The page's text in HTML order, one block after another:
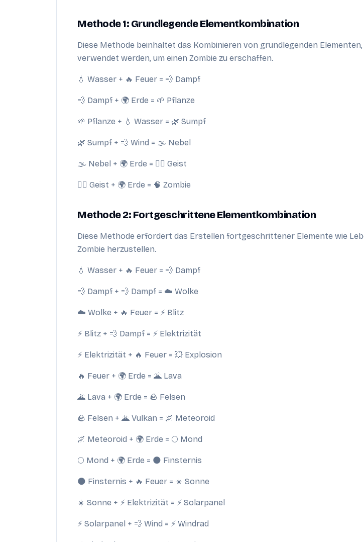
Methode 1: Grundlegende Elementkombination
Diese Methode beinhaltet das Kombinieren von grundlegenden
verwendet werden, um einen Zombie zu erschaffen.
💧 Wasser + 🔥 Feuer = 💨 Dampf
💨 Dampf + 🌍 Erde = 🌱 Pflanze
🌱 Pflanze + 💧 Wasser = 🌿 Sumpf
🌿 Sumpf + 💨 Wind = 🌫 Nebel
🌫 Nebel + 🌍 Erde = 🧟‍♂️ Geist
🧟‍♂️ Geist + 🌍 Erde = 🧠 Zombie
Methode 2: Fortgeschrittene Elementkombination
Diese Methode erfordert das Erstellen fortgeschrittener Elemente wie
Zombie herzustellen.
💧 Wasser + 🔥 Feuer = 💨 Dampf
💨 Dampf + 💨 Dampf = ☁️ Wolke
☁️ Wolke + 🔥 Feuer = ⚡ Blitz
⚡ Blitz + 💨 Dampf = ⚡ Elektrizität
⚡ Elektrizität + 🔥 Feuer = 💥 Explosion
🔥 Feuer + 🌍 Erde = 🌋 Lava
🌋 Lava + 🌍 Erde = 🪨 Felsen
🪨 Felsen + 🌋 Vulkan = 🌌 Meteoroid
🌌 Meteoroid + 🌍 Erde = 🌕 Mond
🌕 Mond + 🌍 Erde = 🌑 Finsternis
🌑 Finsternis + 🔥 Feuer = ☀️ Sonne
☀️ Sonne + ⚡ Elektrizität = ⚡ Solarpanel
⚡ Solarpanel + 💨 Wind = ⚡ Windrad